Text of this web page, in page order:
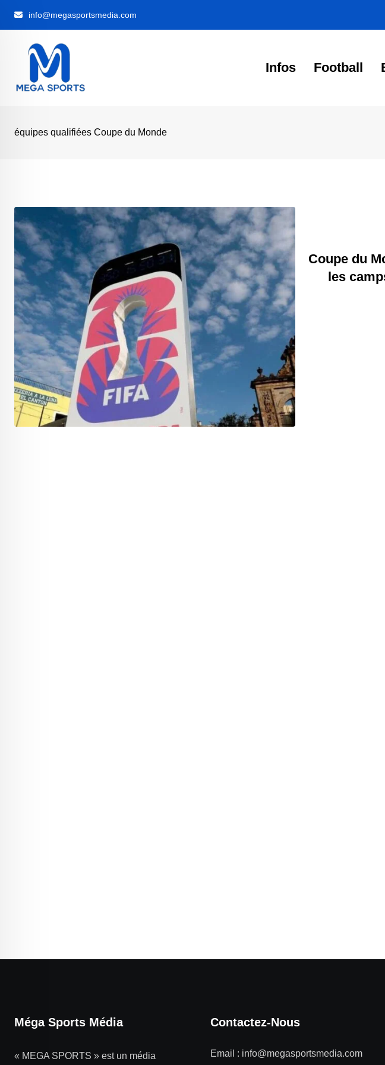
info@megasportsmedia.com
Infos Football
équipes qualifiées Coupe du Monde
Coupe du
les
Méga Sports Média
« MEGA SPORTS » est un média
Contactez-Nous
Email : info@megasportsmedia.com